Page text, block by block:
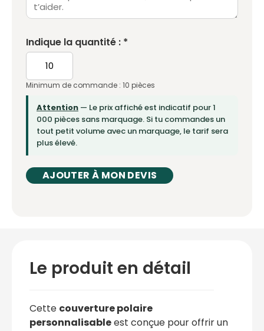
Indique la quantité : *
Minimum de commande : 10 pièces
Attention — Le prix affiché est indicatif pour 1
000 pièces sans marquage. Si tu commandes un
tout petit volume avec un marquage, le tarif sera
plus élevé.
AJOUTER À MON DEVIS
Le produit en détail
Cette couverture polaire
personnalisableest conçue pour offrir un